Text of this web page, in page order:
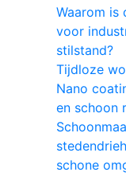
Waarom is
voor
stilstand?
Tijdloze
Nano
en schoon
schone